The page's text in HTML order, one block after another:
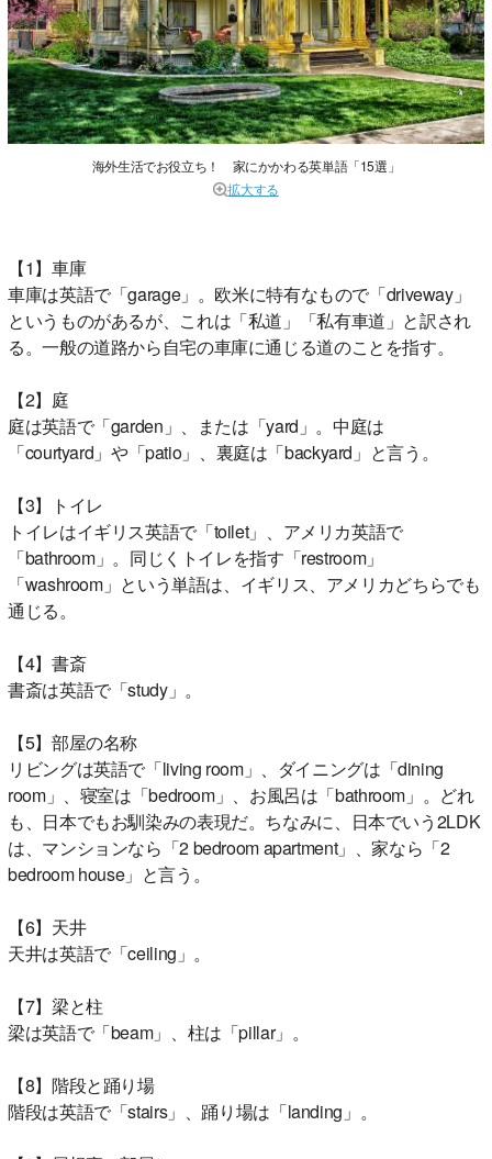
海外生活でお役立ち！ 家にかかわる英単語「15選」
拡大する
【1】車庫
車庫は英語で「garage」。欧米に特有なもので「driveway」
というものがあるが、これは「私道」「私有車道」と訳され
る。一般の道路から自宅の車庫に通じる道のことを指す。
【2】庭
庭は英語で「garden」、または「yard」。中庭は
「courtyard」や「patio」、裏庭は「backyard」と言う。
【3】トイレ
トイレはイギリス英語で「toilet」、アメリカ英語で
「bathroom」。同じくトイレを指す「restroom」
「washroom」という単語は、イギリス、アメリカどちらでも
通じる。
【4】書斎
書斎は英語で「study」。
【5】部屋の名称
リビングは英語で「living room」、ダイニングは「dining
room」、寝室は「bedroom」、お風呂は「bathroom」。どれ
も、日本でもお馴染みの表現だ。ちなみに、日本でいう2LDK
は、マンションなら「2 bedroom apartment」、家なら「2
bedroom house」と言う。
【6】天井
天井は英語で「ceiling」。
【7】梁と柱
梁は英語で「beam」、柱は「pillar」。
【8】階段と踊り場
階段は英語で「stairs」、踊り場は「landing」。